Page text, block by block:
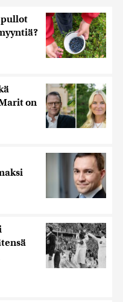
pullot
on